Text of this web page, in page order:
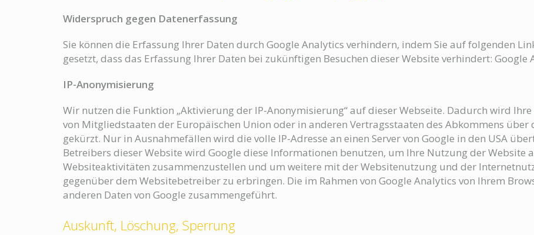
Widerspruch gegen Datenerfassung
Sie können die Erfassung Ihrer Daten durch Google Analytics verhindern, indem Sie auf folgenden
gesetzt, dass das Erfassung Ihrer Daten bei zukünftigen Besuchen dieser Website verhindert: Google
IP-Anonymisierung
Wir nutzen die Funktion „Aktivierung der IP-Anonymisierung“ auf dieser Webseite. Dadurch wird
von Mitgliedstaaten der Europäischen Union oder in anderen Vertragsstaaten des Abkommens
gekürzt. Nur in Ausnahmefällen wird die volle IP-Adresse an einen Server von Google in den USA
Betreibers dieser Website wird Google diese Informationen benutzen, um Ihre Nutzung der Website
Websiteaktivitäten zusammenzustellen und um weitere mit der Websitenutzung und der
gegenüber dem Websitebetreiber zu erbringen. Die im Rahmen von Google Analytics von Ihrem
anderen Daten von Google zusammengeführt.
Auskunft, Löschung, Sperrung